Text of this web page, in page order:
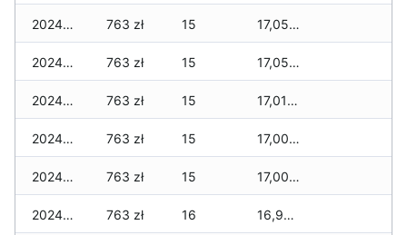
2024-08-30 763 zł 15 17,050 zł
2024-08-29 763 zł 15 17,050 zł
2024-08-28 763 zł 15 17,018 zł
2024-08-27 763 zł 15 17,002 zł
2024-08-26 763 zł 15 17,002 zł
2024-08-25 763 zł 16 16,986 zł